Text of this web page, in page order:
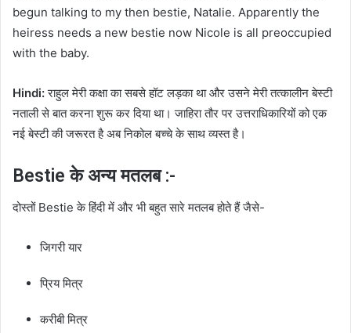
begun talking to my then bestie, Natalie. Apparently the
heiress needs a new bestie now Nicole is all preoccupied
with the baby.
Hindi:राहुल मेरी कक्षा का सबसे हॉट लड़का था और उसने मेरी तत्कालीन बेस्टी
नताली से बात करना शुरू कर दिया था। जाहिरा तौर पर उत्तराधिकारियों को एक
नई बेस्टी की जरूरत है अब निकोल बच्चे के साथ व्यस्त है।
Bestie के अन्य मतलब :-
दोस्तों Bestie के हिंदी में और भी बहुत सारे मतलब होते हैं जैसे-
जिगरी यार
प्रिय मित्र
करीबी मित्र